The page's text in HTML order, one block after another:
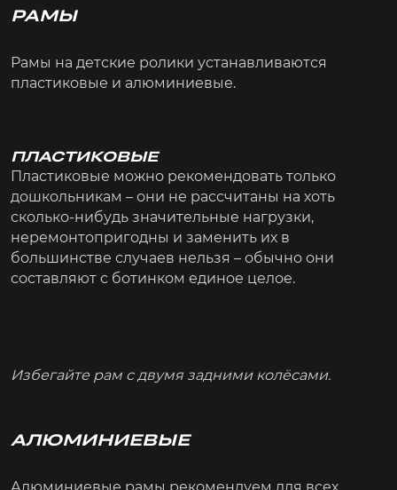
РАМЫ
Рамы на детские ролики устанавливаются
пластиковые и алюминиевые.
ПЛАСТИКОВЫЕ
Пластиковые можно рекомендовать только
дошкольникам – они не рассчитаны на хоть
сколько-нибудь значительные нагрузки,
неремонтопригодны и заменить их в
большинстве случаев нельзя – обычно они
составляют с ботинком единое целое.
Избегайте рам с двумя задними колёсами.
АЛЮМИНИЕВЫЕ
Алюминиевые рамы рекомендуем для всех